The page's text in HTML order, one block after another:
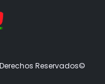
Reservados©